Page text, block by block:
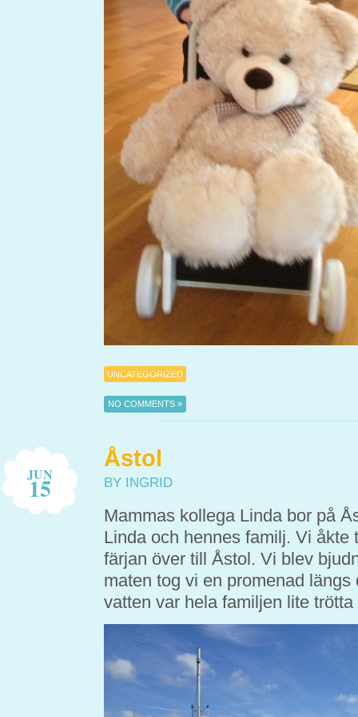
UNCATEGORIZED
NO COMMENTS »
JUN
15
Åstol
BY INGRID
Mammas kollega Linda bor på
Linda och hennes familj. Vi
färjan över till Åstol. Vi blev
maten tog vi en promenad
vatten var hela familjen lite